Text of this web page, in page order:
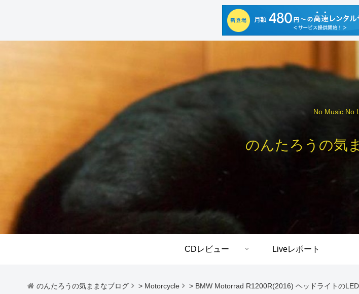
No Music No
のんたろうの気
CDレビュー Liveレポート
のんたろうの気ままなブログ > Motorcycle > BMW Motorrad R1200R(2016) ヘッドライトの